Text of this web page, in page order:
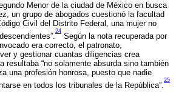
Menor de la ciudad de México en busca
un grupo de abogados cuestionó la facultad
Civil del Distrito Federal, una mujer no
24
Según la nota recuperada por
era correcto, el patronato,
y gestionar cuantas diligencias crea
“no solamente absurda sino también
una profesión honrosa, puesto que nadie
en todos los tribunales de la República”.
25